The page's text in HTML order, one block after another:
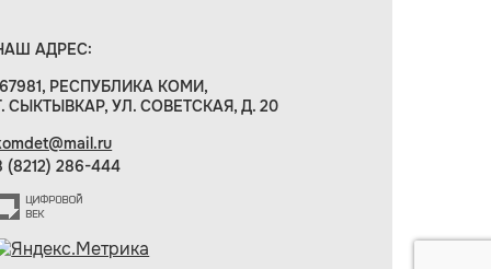
АДРЕС:
РЕСПУБЛИКА КОМИ,
СЫКТЫВКАР, УЛ. СОВЕТСКАЯ, Д. 20
(8212) 286-444